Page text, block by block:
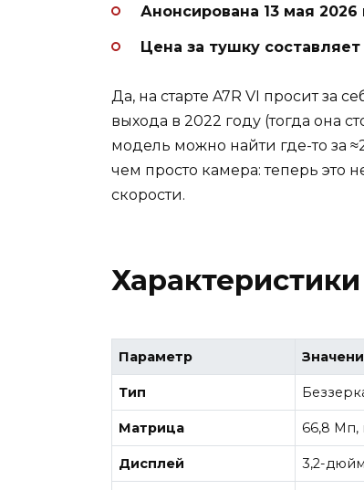
Анонсирована 13 мая 2026
Цена за тушку
Да, на старте A7R VI просит за
выхода в 2022 году (тогда она
модель можно найти где-то за
чем просто камера: теперь это
скорости.
Параметр
Тип
Матрица 66,8 Мп,
Дисплей 3,2-